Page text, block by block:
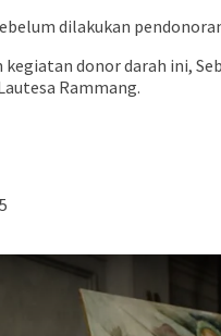
dilakukan
kegiatan donor darah ini,
Rammang.